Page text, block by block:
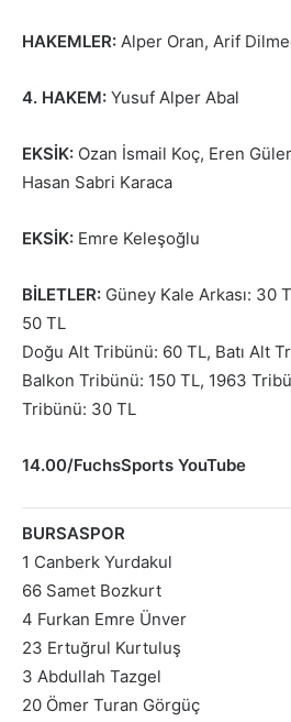
HAKEMLER: Alper Oran, Arif
4. HAKEM: Yusuf Alper Abal
EKSİK: Ozan İsmail Koç, Eren
Hasan Sabri Karaca
EKSİK: Emre Keleşoğlu
BİLETLER: Güney Kale Arkası: 30
50 TL
Doğu Alt Tribünü: 60 TL, Batı Alt
Balkon Tribünü: 150 TL, 1963
Tribünü: 30 TL
14.00/FuchsSports YouTube
BURSASPOR
1 Canberk Yurdakul
66 Samet Bozkurt
4 Furkan Emre Ünver
23 Ertuğrul Kurtuluş
3 Abdullah Tazgel
20 Ömer Turan Görgüç